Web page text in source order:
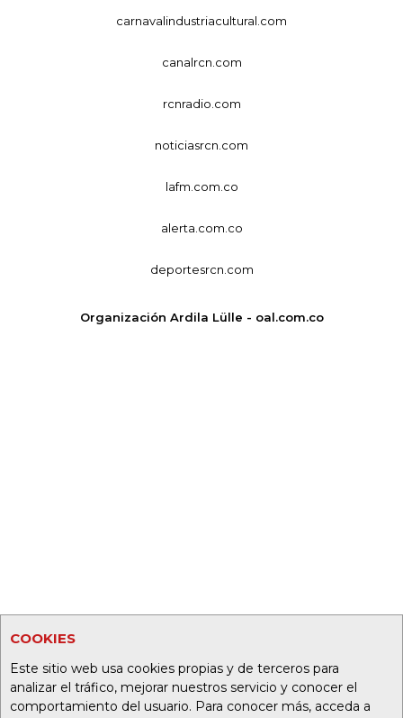
COOKIES
Este sitio web usa cookies propias y de terceros para
analizar el tráfico, mejorar nuestros servicio y conocer el
comportamiento del usuario. Para conocer más, acceda a
carnavalindustriacultural.com
canalrcn.com
rcnradio.com
noticiasrcn.com
lafm.com.co
alerta.com.co
deportesrcn.com
Organización Ardila Lülle - oal.com.co